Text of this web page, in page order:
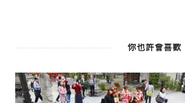
你也許會喜歡